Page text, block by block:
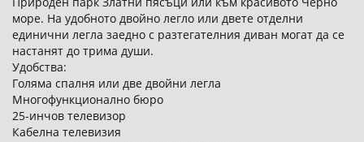
море. На удобното двойно легло или двете отделни
единични легла заедно с разтегателния диван могат да се
настанят до трима души.
Удобства:
Голяма спалня или две двойни легла
Многофункционално бюро
25-инчов телевизор
Кабелна телевизия